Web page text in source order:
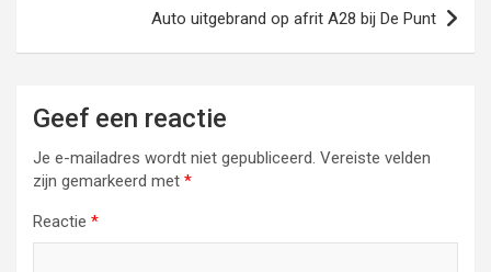
Auto uitgebrand op afrit A28 bij De Punt
Geef een reactie
Je e-mailadres wordt niet gepubliceerd. Vereiste velden
zijn gemarkeerd met *
Reactie *